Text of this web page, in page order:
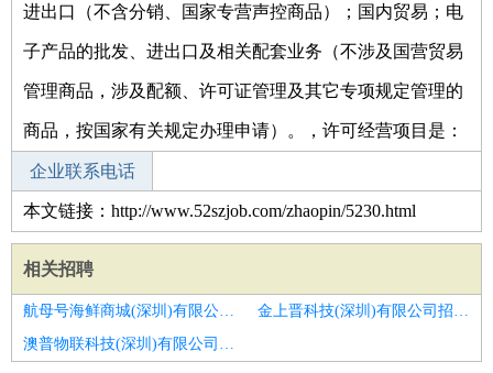
进出口（不含分销、国家专营声控商品）；国内贸易；电
子产品的批发、进出口及相关配套业务（不涉及国营贸易
管理商品，涉及配额、许可证管理及其它专项规定管理的
商品，按国家有关规定办理申请）。，许可经营项目是：
企业联系电话
本文链接：http://www.52szjob.com/zhaopin/5230.html
相关招聘
航母号海鲜商城(深圳)有限公司招聘油漆工
金上晋科技(深圳)有限公司招聘青岛市招聘建筑其他3
澳普物联科技(深圳)有限公司招聘张家湾国企招工待遇好